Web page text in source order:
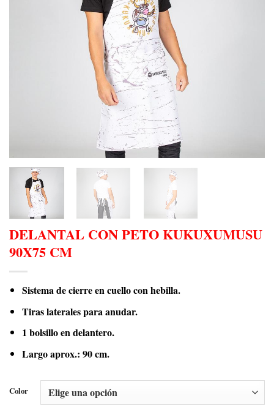
DELANTAL CON PETO KUKUXUMUSU
90X75 CM
Sistema de cierre en cuello con hebilla.
Tiras laterales para anudar.
1 bolsillo en delantero.
Largo aprox.: 90 cm.
Color